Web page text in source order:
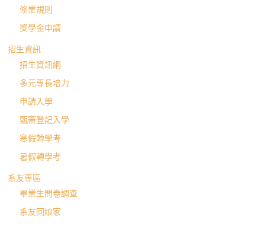
修業規則
獎學金申請
招生資訊
招生資訊網
多元專長培力
申請入學
甄審登記入學
寒假轉學考
暑假轉學考
系友專區
畢業生問卷調查
系友回娘家